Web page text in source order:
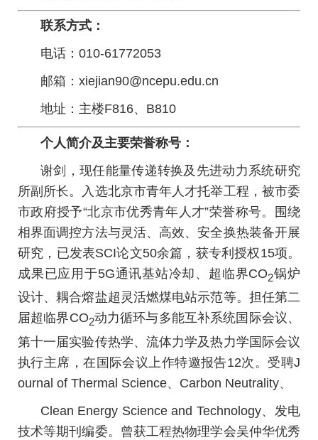
联系方式：
电话：010-61772053
邮箱：xiejian90@ncepu.edu.cn
地址：主楼F816、B810
个人简介及主要荣誉称号：
谢剑，现任能量传递转换及先进动力系统研究
所副所长。入选北京市青年人才托举工程，被市委
市政府授予“北京市优秀青年人才”荣誉称号。围绕
相界面调控方法与灵活、高效、安全换热装备开展
研究，已发表SCI论文50余篇，获专利授权15项。
成果已应用于5G通讯基站冷却、超临界CO2锅炉
设计、耦合熔盐超灵活燃煤电站示范等。担任第二
届超临界CO2动力循环与多能互补系统国际会议、
第十一届实验传热学、流体力学及热力学国际会议
执行主席，在国际会议上作特邀报告12次。受聘J
ournal of Thermal Science、Carbon Neutrality、
Clean Energy Science and Technology、发电
技术等期刊编委。曾获工程热物理学会吴仲华优秀